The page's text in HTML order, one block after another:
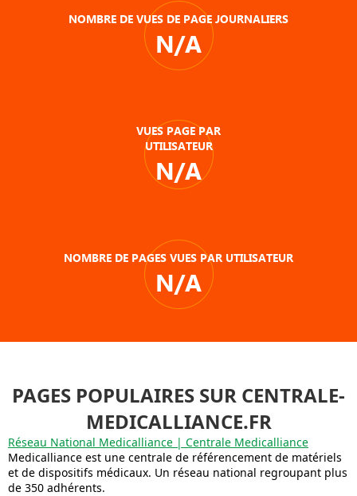
NOMBRE DE VUES DE PAGE JOURNALIERS
N/A
VUES PAGE PAR
UTILISATEUR
N/A
NOMBRE DE PAGES VUES PAR UTILISATEUR
N/A
PAGES POPULAIRES SUR CENTRALE-
MEDICALLIANCE.FR
Réseau National Medicalliance | Centrale Medicalliance
Medicalliance est une centrale de référencement de matériels
et de dispositifs médicaux. Un réseau national regroupant plus
de 350 adhérents.